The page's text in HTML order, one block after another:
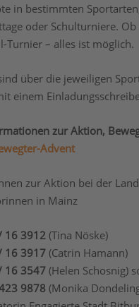
in bestimmten
oder Schulturniere.
Turnier – alles ist möglich.
über die jeweiligen
einem
zur Aktion‚
Advent
zur Aktion bei der
in Mainz
16 3912(Tina Nöske)
16 3917(Catrin Hamann)
16 3547(Helen Schosnig)
9878(Monika